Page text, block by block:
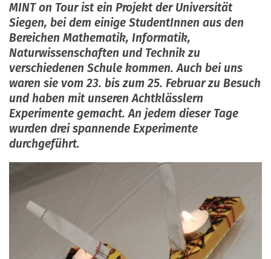
MINT on Tour ist ein Projekt der Universität
Siegen, bei dem einige StudentInnen aus den
Bereichen Mathematik, Informatik,
Naturwissenschaften und Technik zu
verschiedenen Schule kommen. Auch bei uns
waren sie vom 23. bis zum 25. Februar zu Besuch
und haben mit unseren Achtklässlern
Experimente gemacht. An jedem dieser Tage
wurden drei spannende Experimente
durchgeführt.